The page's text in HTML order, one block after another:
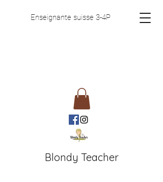
Enseignante suisse 3-4P
Blondy Teacher